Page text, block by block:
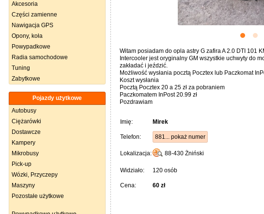
Akcesoria
Części zamienne
Nawigacja GPS
Opony, koła
Powypadkowe
Radia samochodowe
Tuning
Zabytkowe
Pojazdy użytkowe
Autobusy
Ciężarówki
Dostawcze
Kampery
Mikrobusy
Pick-up
Wózki, Przyczepy
Maszyny
Pozostałe użytkowe
Witam posiadam do opla astry G zafira A 2.0 DTI 101
Intercooler jest oryginalny GM wszystkie uchwyty do
zakładać i jeździć.
Możliwość wysłania pocztą Pocztex lub Paczkomat
Koszt wysłania
Pocztą Pocztex 20 a 25 zł za pobraniem
Paczkomatem InPost 20.99 zł
Pozdrawiam
Imię: Mirek
Telefon: 881... pokaż numer
Lokalizacja: 88-430 Żniński
Widziało: 120 osób
Cena: 60 zł